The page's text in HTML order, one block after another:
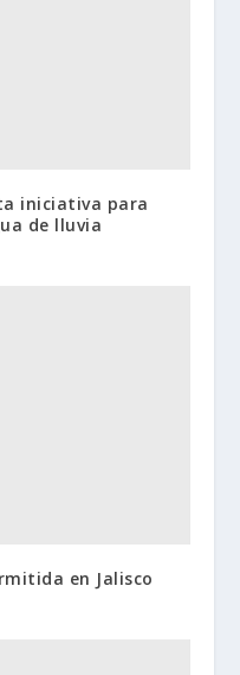
iniciativa para
de lluvia
en Jalisco